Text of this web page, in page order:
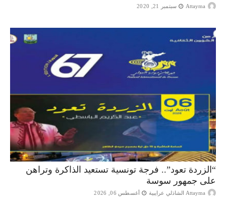
Attayma سبتمبر 21, 2020
“الزردة تعود”.. فرجة تونسية تستعيد الذاكرة وتراهن
على جمهور سوسة
Attayma الشاذلي عرايبية أغسطس 06, 2026